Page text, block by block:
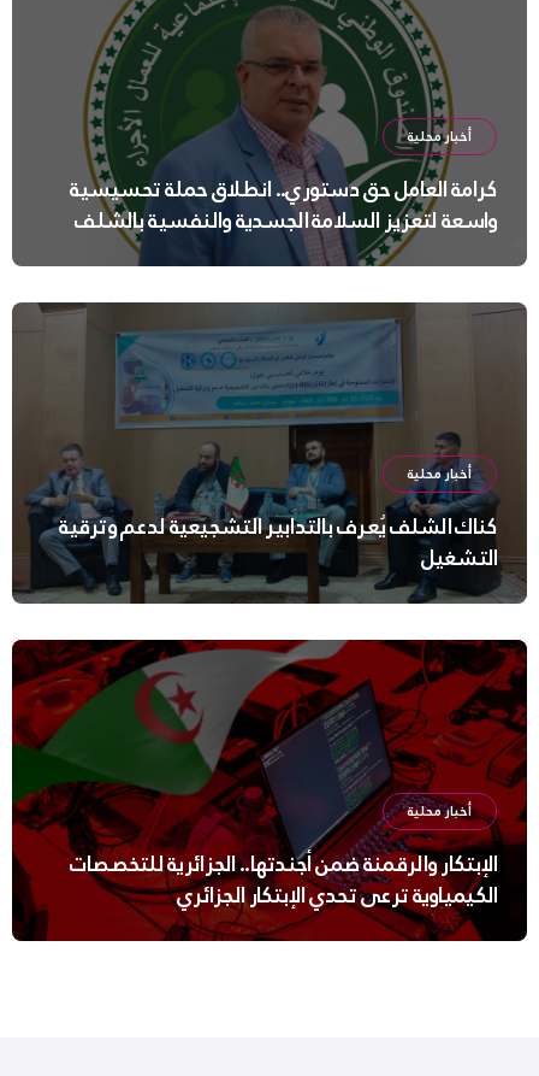
أخبار محلية
كرامة العامل حق دستوري.. انطلاق حملة تحسيسية
واسعة لتعزيز السلامة الجسدية والنفسية بالشلف
أخبار محلية
كناك الشلف يُعرف بالتدابير التشجيعية لدعم وترقية
التشغيل
أخبار محلية
الإبتكار والرقمنة ضمن أجندتها.. الجزائرية للتخصصات
الكيمياوية ترعى تحدي الإبتكار الجزائري